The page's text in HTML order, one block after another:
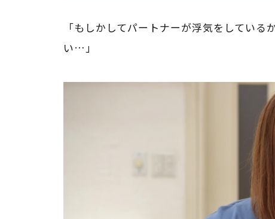
「もしかしてパートナーが浮気をしてい
い…」